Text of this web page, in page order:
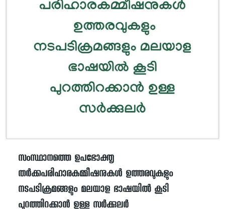
സംസ്ഥാനത്തെ ഉപഭോക്തൃ
തർക്കപരിഹാരകമ്മീഷനുകൾ ഉത്തരവുകളും
നടപടിക്രമങ്ങളും മലയാള ഭാഷയിൽ കൂടി
പുറത്തിറക്കാൻ ഉള്ള സർക്കുലർ